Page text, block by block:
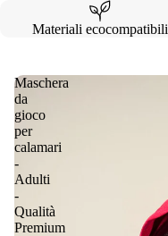
Materiali ecocompatibili
Maschera
da
gioco
per
calamari
-
Adulti
-
Qualità
Premium